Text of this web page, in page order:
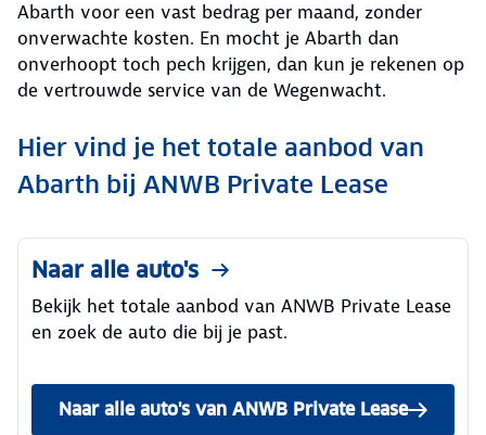
Abarth voor een vast bedrag per maand, zonder
onverwachte kosten. En mocht je Abarth dan
onverhoopt toch pech krijgen, dan kun je rekenen op
de vertrouwde service van de Wegenwacht.
Hier vind je het totale aanbod van
Abarth bij ANWB Private Lease
Naar alle auto's
Bekijk het totale aanbod van ANWB Private Lease
en zoek de auto die bij je past.
Naar alle auto's van ANWB Private Lease